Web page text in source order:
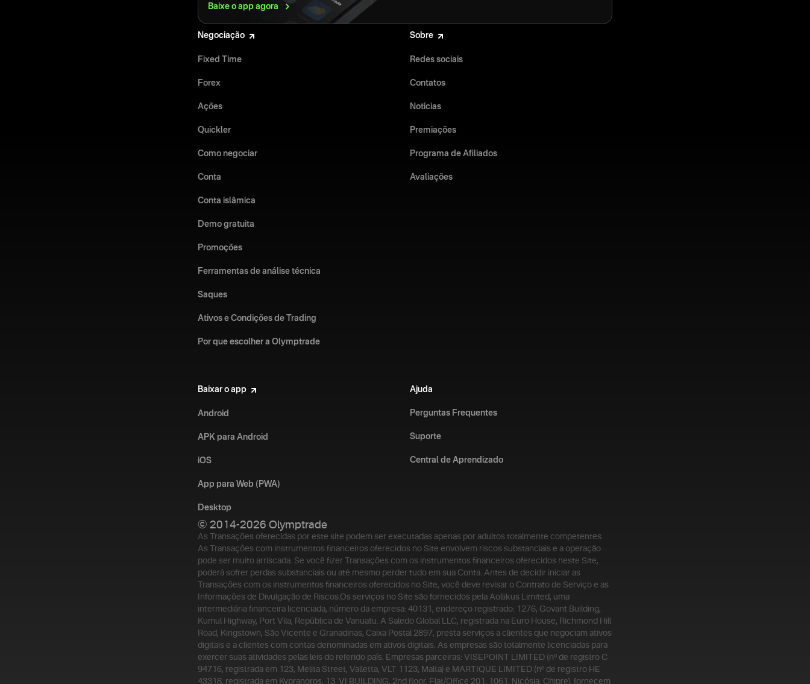
Baixe o app agora
Negociação
Fixed Time
Forex
Ações
Quickler
Como negociar
Conta
Conta islâmica
Demo gratuita
Promoções
Ferramentas de análise técnica
Saques
Ativos e Condições de Trading
Por que escolher a Olymptrade
Sobre
Redes sociais
Contatos
Notícias
Premiações
Programa de Afiliados
Avaliações
Baixar o app
Android
APK para Android
iOS
App para Web (PWA)
Desktop
Ajuda
Perguntas Frequentes
Suporte
Central de Aprendizado
© 2014-2026 Olymptrade
As Transações oferecidas por este site podem ser executadas apenas por adultos totalmente competentes.
As Transações com instrumentos financeiros oferecidos no Site envolvem riscos substanciais e a operação
pode ser muito arriscada. Se você fizer Transações com os instrumentos financeiros oferecidos neste Site,
poderá sofrer perdas substanciais ou até mesmo perder tudo em sua Conta. Antes de decidir iniciar as
Transações com os instrumentos financeiros oferecidos no Site, você deve revisar o Contrato de Serviço e as
Informações de Divulgação de Riscos.Os serviços no Site são fornecidos pela Aollikus Limited, uma
intermediária financeira licenciada, número da empresa: 40131, endereço registrado: 1276, Govant Building,
Kumul Highway, Port Vila, República de Vanuatu. A Saledo Global LLC, registrada na Euro House, Richmond Hill
Road, Kingstown, São Vicente e Granadinas, Caixa Postal 2897, presta serviços a clientes que negociam ativos
digitais e a clientes com contas denominadas em ativos digitais. As empresas são totalmente licenciadas para
exercer suas atividades pelas leis do referido país. Empresas parceiras: VISEPOINT LIMITED (nº de registro C
94716, registrada em 123, Melita Street, Valletta, VLT 1123, Malta) e MARTIQUE LIMITED (nº de registro HE
43318, registrada em Kypranoros, 13, VI BUILDING, 2nd floor, Flat/Office 201, 1061, Nicósia, Chipre), fornecem